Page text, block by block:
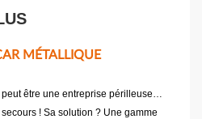
MÉTALLIQUE
être une entreprise périlleuse…
! Sa solution ? Une gamme